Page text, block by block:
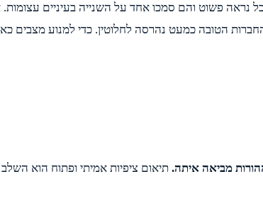
נראה פשוט והם סמכו אחד על השנייה בעיניים
הטובה כמעט נהרסה לחלוטין. כדי למנוע מצבים
מביאה איתה. תיאום ציפיות אמיתי ופתוח הוא